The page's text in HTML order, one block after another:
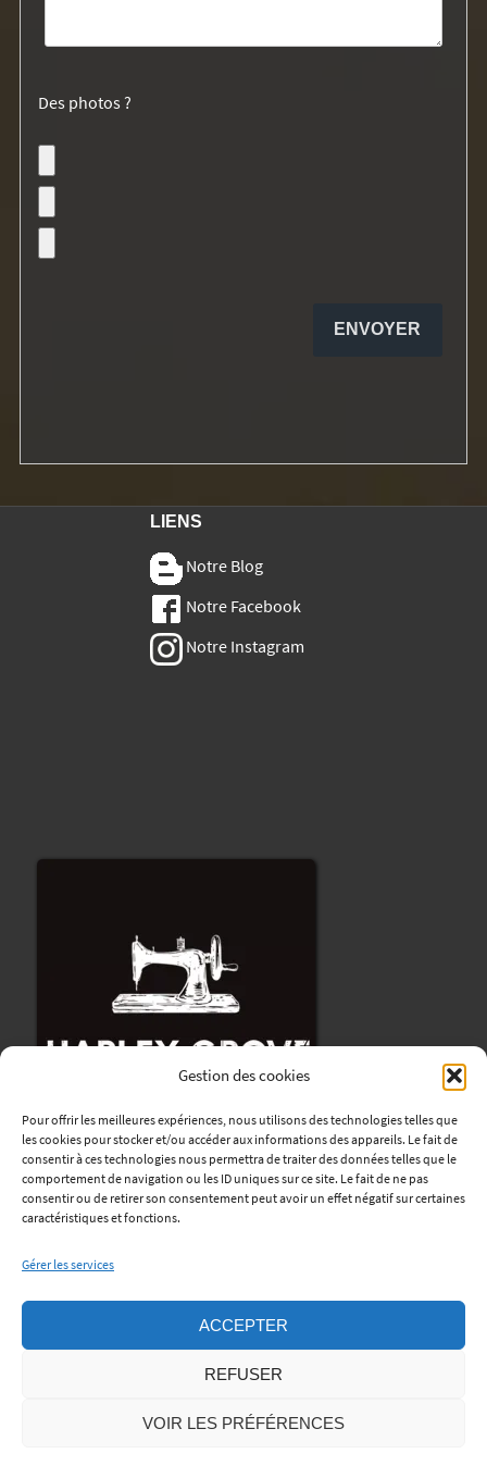
Gestion des cookies
Pour offrir les meilleures expériences, nous utilisons des technologies telles que
les cookies pour stocker et/ou accéder aux informations des appareils. Le fait de
consentir à ces technologies nous permettra de traiter des données telles que le
comportement de navigation ou les ID uniques sur ce site. Le fait de ne pas
consentir ou de retirer son consentement peut avoir un effet négatif sur certaines
caractéristiques et fonctions.
Gérer les services
ACCEPTER
REFUSER
VOIR LES PRÉFÉRENCES
Des photos ?
LIENS
Notre Blog
Notre Facebook
Notre Instagram
Harley Grove
76170 Lillebonne
Lundi au Vendredi : de 9h à 12h et de 13h30 à 18h.